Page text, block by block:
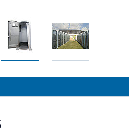
cerradura especial de
manual. Puerta con
superiores.